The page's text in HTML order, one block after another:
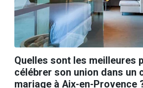
Quelles sont les meilleures
célébrer son union dans un
mariage à Aix-en-Provence